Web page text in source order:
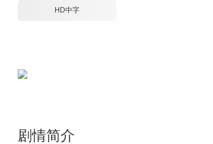
HD中字
剧情简介